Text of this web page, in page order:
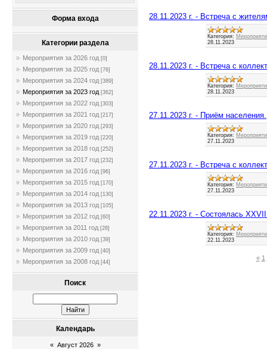
Форма входа
Категории раздела
Мероприятия за 2026 год [0]
Мероприятия за 2025 год [76]
Мероприятия за 2024 год [389]
Мероприятия за 2023 год [362]
Мероприятия за 2022 год [303]
Мероприятия за 2021 год [217]
Мероприятия за 2020 год [293]
Мероприятия за 2019 год [220]
Мероприятия за 2018 год [252]
Мероприятия за 2017 год [232]
Мероприятия за 2016 год [96]
Мероприятия за 2015 год [170]
Мероприятия за 2014 год [130]
Мероприятия за 2013 год [105]
Мероприятия за 2012 год [60]
Мероприятия за 2011 год [28]
Мероприятия за 2010 год [39]
Мероприятия за 2009 год [40]
Мероприятия за 2008 год [44]
Поиск
Календарь
« Август 2026 »
28.11.2023 г. - Встреча с
Категория:
28.11.2023
28.11.2023 г. - Встреча с
Категория:
28.11.2023
27.11.2023 г. - Приём населения.
Категория:
27.11.2023
27.11.2023 г. - Встреча с
Категория:
27.11.2023
22.11.2023 г. - Состоялась
Категория:
22.11.2023
« 1